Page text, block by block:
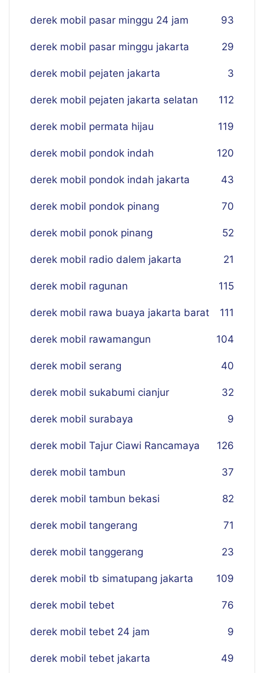
derek mobil pasar minggu 24 jam 93
derek mobil pasar minggu jakarta 29
derek mobil pejaten jakarta 3
derek mobil pejaten jakarta selatan 112
derek mobil permata hijau 119
derek mobil pondok indah 120
derek mobil pondok indah jakarta 43
derek mobil pondok pinang 70
derek mobil ponok pinang 52
derek mobil radio dalem jakarta 21
derek mobil ragunan 115
derek mobil rawa buaya jakarta barat 111
derek mobil rawamangun 104
derek mobil serang 40
derek mobil sukabumi cianjur 32
derek mobil surabaya 9
derek mobil Tajur Ciawi Rancamaya 126
derek mobil tambun 37
derek mobil tambun bekasi 82
derek mobil tangerang 71
derek mobil tanggerang 23
derek mobil tb simatupang jakarta 109
derek mobil tebet 76
derek mobil tebet 24 jam 9
derek mobil tebet jakarta 49